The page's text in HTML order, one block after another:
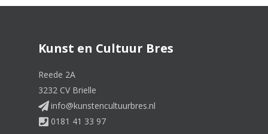
Kunst en Cultuur Bres
Reede 2A
3232 CV Brielle
info@kunstencultuurbres.nl
0181 41 33 97